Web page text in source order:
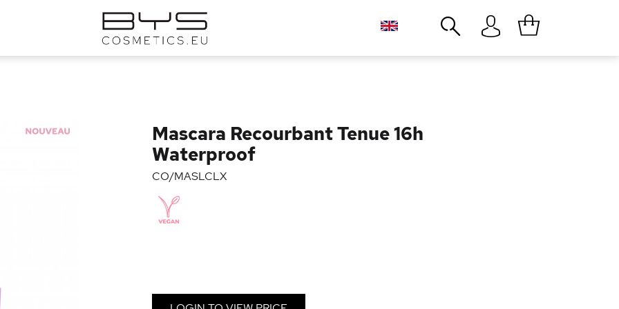
Mascara Recourbant Tenue 16h
Waterproof
CO/MASLCLX